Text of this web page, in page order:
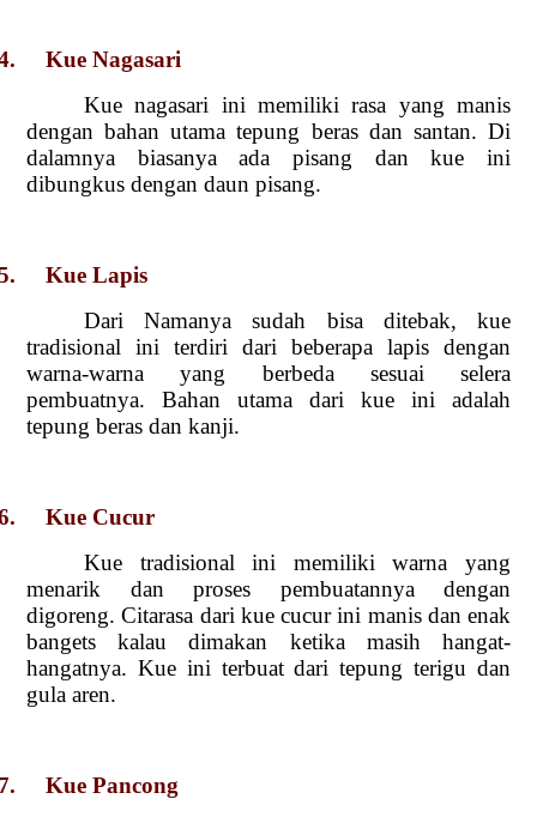
Kue Nagasari
Kue nagasari ini memiliki rasa yang manis
dengan bahan utama tepung beras dan santan. Di
dalamnya biasanya ada pisang dan kue ini
dibungkus dengan daun pisang.
Kue Lapis
Dari Namanya sudah bisa ditebak, kue
tradisional ini terdiri dari beberapa lapis dengan
warna-warna yang berbeda sesuai selera
pembuatnya. Bahan utama dari kue ini adalah
tepung beras dan kanji.
Kue Cucur
Kue tradisional ini memiliki warna yang
menarik dan proses pembuatannya dengan
digoreng. Citarasa dari kue cucur ini manis dan enak
bangets kalau dimakan ketika masih hangat-
hangatnya. Kue ini terbuat dari tepung terigu dan
gula aren.
Kue Pancong